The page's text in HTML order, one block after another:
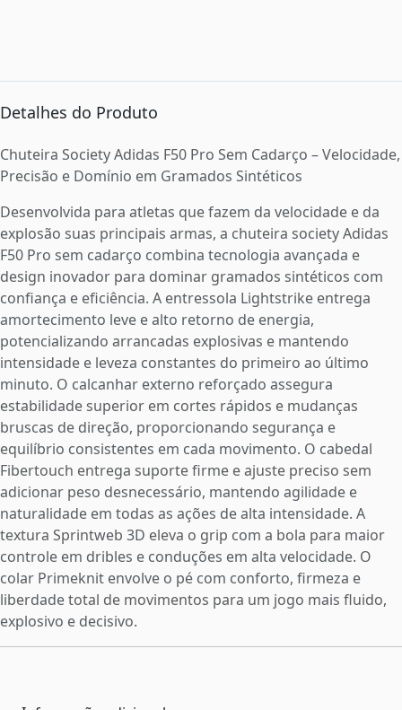
Detalhes do Produto
Chuteira Society Adidas F50 Pro Sem Cadarço – Velocidade,
Precisão e Domínio em Gramados Sintéticos
Desenvolvida para atletas que fazem da velocidade e da
explosão suas principais armas, a chuteira society Adidas
F50 Pro sem cadarço combina tecnologia avançada e
design inovador para dominar gramados sintéticos com
confiança e eficiência. A entressola Lightstrike entrega
amortecimento leve e alto retorno de energia,
potencializando arrancadas explosivas e mantendo
intensidade e leveza constantes do primeiro ao último
minuto. O calcanhar externo reforçado assegura
estabilidade superior em cortes rápidos e mudanças
bruscas de direção, proporcionando segurança e
equilíbrio consistentes em cada movimento. O cabedal
Fibertouch entrega suporte firme e ajuste preciso sem
adicionar peso desnecessário, mantendo agilidade e
naturalidade em todas as ações de alta intensidade. A
textura Sprintweb 3D eleva o grip com a bola para maior
controle em dribles e conduções em alta velocidade. O
colar Primeknit envolve o pé com conforto, firmeza e
liberdade total de movimentos para um jogo mais fluido,
explosivo e decisivo.